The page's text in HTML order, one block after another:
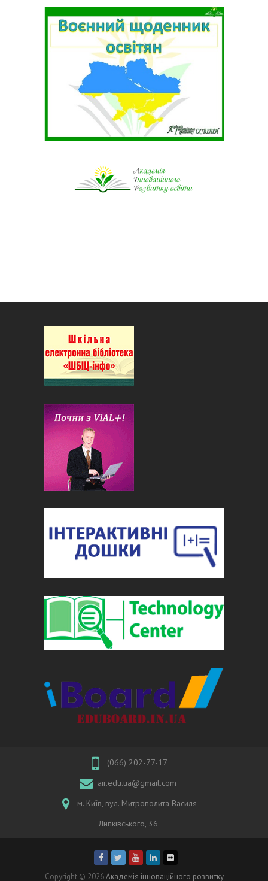
(066) 202-77-17
air.edu.ua@gmail.com
м. Київ, вул. Митрополита Василя
Липківського, 36
Copyright © 2026Академія інноваційного розвитку